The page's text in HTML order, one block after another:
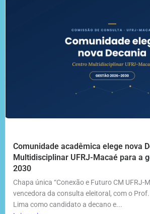
Comunidade acadêmica elege nova
Multidisciplinar UFRJ-Macaé para a
2030
Chapa única “Conexão e Futuro CM UFRJ-
vencedora da consulta eleitoral, com o
Lima como candidato a decano e...